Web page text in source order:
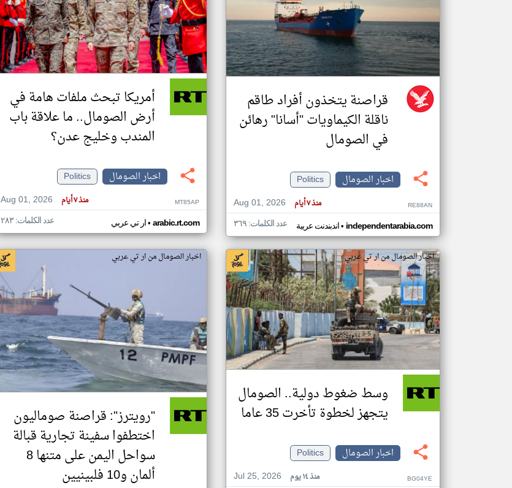
قراصنة يتخذون أفراد طاقم
ناقلة الكيماويات "أسانا" رهائن
في الصومال
اخبار الصومال
Politics
Aug 01, 2026
منذ ٧ أيام RE88AN
اندبندنت عربية• independentarabia.com عدد الكلمات: ٣٦٩
أمريكا تبحث ملفات هامة في
أرض الصومال.. ما علاقة باب
المندب وخليج عدن؟
اخبار الصومال
Politics
Aug 01, 2026
منذ ٧ أيام MT85AP
ار تي عربي• arabic.rt.com عدد الكلمات: ٢٨٣
اخبار الصومال من ار تي عربي
وسط ضغوط دولية.. الصومال
يتجهز لخطوة تأخرت 35 عاما
اخبار الصومال
Politics
Jul 25, 2026
منذ ١٤ يوم BG04YE
اخبار الصومال من ار تي عربي
"رويترز": قراصنة صوماليون
اختطفوا سفينة تجارية قبالة
سواحل اليمن على متنها 8
ألمان و10 فلبينيين